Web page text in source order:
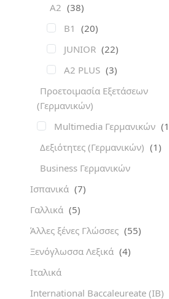
A2 (38)
B1 (20)
JUNIOR (22)
A2 PLUS (3)
Προετοιμασία Εξετάσεων
(Γερμανικών)
Multimedia Γερμανικών
Δεξιότητες (Γερμανικών) (1)
Business Γερμανικών
Ισπανικά (7)
Γαλλικά (5)
Άλλες ξένες Γλώσσες (55)
Ξενόγλωσσα Λεξικά (4)
Ιταλικά
International Baccaleureate (IB)